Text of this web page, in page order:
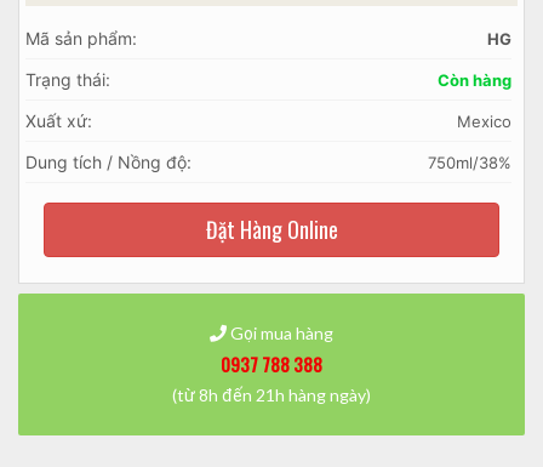
Mã sản phẩm: HG
Trạng thái: Còn hàng
Xuất xứ: Mexico
Dung tích / Nồng độ: 750ml/38%
Đặt Hàng Online
Gọi mua hàng
0937 788 388
(từ 8h đến 21h hàng ngày)